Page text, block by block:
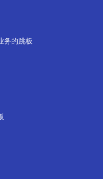
务的跳板